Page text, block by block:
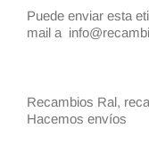
Puede enviar esta
mail a
Recambios Ral,
Hacemos envíos